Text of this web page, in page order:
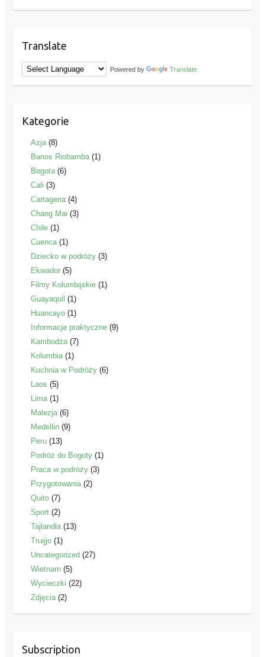
Translate
Powered by Translate
Kategorie
Azja(8)
Banos Riobamba(1)
Bogota(6)
Cali (3)
Cartagena(4)
Chang Mai (3)
Chile(1)
Cuenca(1)
Dziecko w podróży(3)
Ekwador(5)
Filmy Kolumbijskie(1)
Guayaquil (1)
Huancayo(1)
Informacje praktyczne(9)
Kambodża(7)
Kolumbia(1)
Kuchnia w Podróży(6)
Laos (5)
Lima(1)
Malezja(6)
Medellin(9)
Peru(13)
Podróż do Bogoty(1)
Praca w podróży(3)
Przygotowania(2)
Quito(7)
Sport(2)
Tajlandia(13)
Truijjo(1)
Uncategorized (27)
Wietnam (5)
Wycieczki (22)
Zdjęcia(2)
Subscription